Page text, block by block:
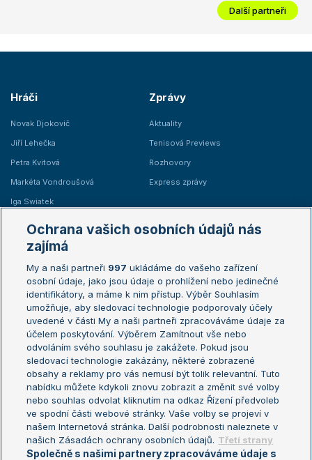
Další partneři
Hráči
Novak Djokovič
Jiří Lehečka
Petra Kvitová
Markéta Vondroušová
Iga Swiatek
Zprávy
Aktuality
Tenisová Previews
Rozhovory
Express zprávy
Žebříčky
Žebříček ATP (muži)
Žebříček WTA (ženy)
Sázkařský žebříček
Australian Open
French Open
Wimbledon
US Open
Turnaj mistrů
Turnaj mistryň
Aktualní trendy
Fotbalové přestupy
Livesport Daily
LS Prague Open
Ochrana vašich osobních údajů nás
zajímá
My a naši partneři 997 ukládáme do vašeho zařízení
osobní údaje, jako jsou údaje o prohlížení nebo jedinečné
identifikátory, a máme k nim přístup. Výběr Souhlasím
umožňuje, aby sledovací technologie podporovaly účely
uvedené v části My a naši partneři zpracováváme údaje za
účelem poskytování. Výběrem Zamítnout vše nebo
odvoláním svého souhlasu je zakážete. Pokud jsou
sledovací technologie zakázány, některé zobrazené
obsahy a reklamy pro vás nemusí být tolik relevantní. Tuto
nabídku můžete kdykoli znovu zobrazit a změnit své volby
nebo souhlas odvolat kliknutím na odkaz Řízení předvoleb
ve spodní části webové stránky. Vaše volby se projeví v
našem Internetová stránka. Další podrobnosti naleznete v
našich Zásadách ochrany osobních údajů. Třetí strany
Společně s našimi partnery zpracováváme údaje s